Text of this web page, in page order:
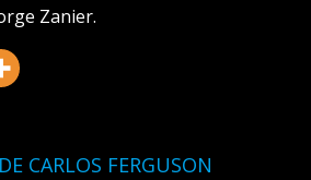
Zanier.
CARLOS FERGUSON